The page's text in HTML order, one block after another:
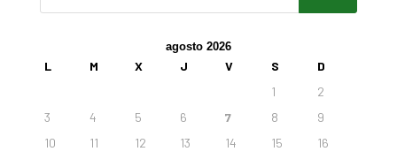
agosto 2026
L M X J V S
D
1
2
3
4 5 6 7 8
9
10
11 12 13 14 15
16